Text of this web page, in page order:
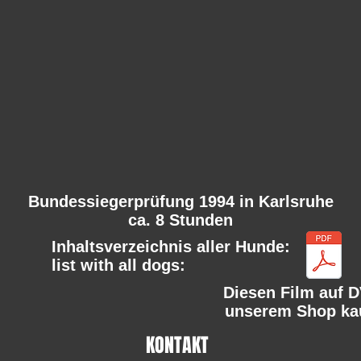
Bundessiegerprüfung 1994 in Karlsruhe
ca. 8 Stunden
Inhaltsverzeichnis aller Hunde:
list with all dogs:
Diesen Film auf
unserem Shop
KONTAKT